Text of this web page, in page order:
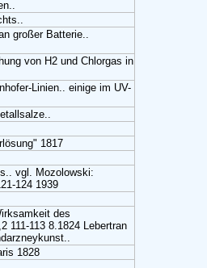
großer Batterie..
von H2 und Chlorgas in
Linien.. einige im UV-
1817
vgl. Mozolowski:
124 1939
des
111-113 8.1824 Lebertran
1828